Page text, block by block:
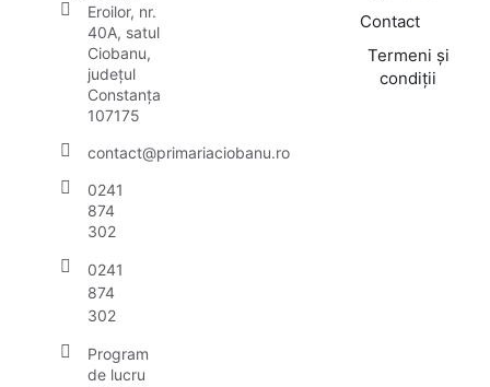
Eroilor, nr.
40A, satul
Ciobanu,
județul
Constanța
107175
contact@primariaciobanu.ro
0241
874
302
0241
874
302
Program
de lucru
Contact
Termeni și
condiții